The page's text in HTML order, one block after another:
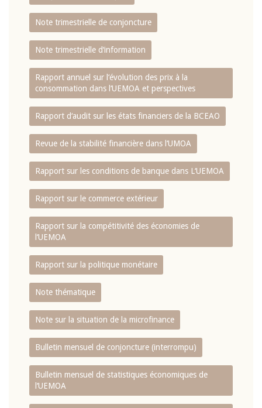
Note trimestrielle de conjoncture
Note trimestrielle d‘information
Rapport annuel sur l‘évolution des prix à la
consommation dans l‘UEMOA et perspectives
Rapport d‘audit sur les états financiers de la BCEAO
Revue de la stabilité financière dans l‘UMOA
Rapport sur les conditions de banque dans L‘UEMOA
Rapport sur le commerce extérieur
Rapport sur la compétitivité des économies de
l‘UEMOA
Rapport sur la politique monétaire
Note thématique
Note sur la situation de la microfinance
Bulletin mensuel de conjoncture (interrompu)
Bulletin mensuel de statistiques économiques de
l‘UEMOA